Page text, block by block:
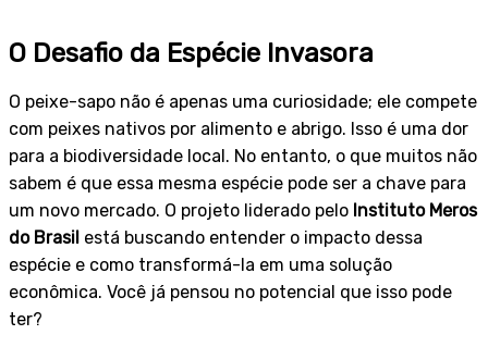
O Desafio da Espécie Invasora
O peixe-sapo não é apenas uma curiosidade; ele compete
com peixes nativos por alimento e abrigo. Isso é uma dor
para a biodiversidade local. No entanto, o que muitos não
sabem é que essa mesma espécie pode ser a chave para
um novo mercado. O projeto liderado pelo Instituto Meros
do Brasil está buscando entender o impacto dessa
espécie e como transformá-la em uma solução
econômica. Você já pensou no potencial que isso pode
ter?